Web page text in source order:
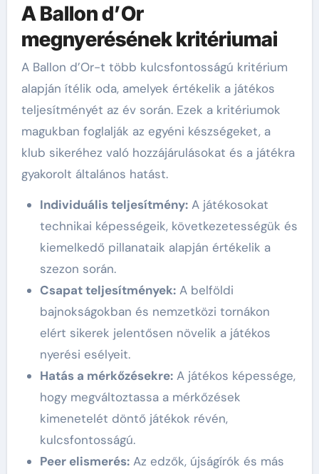
A Ballon d’Or
megnyerésének kritériumai
A Ballon d’Or-t több kulcsfontosságú kritérium
alapján ítélik oda, amelyek értékelik a játékos
teljesítményét az év során. Ezek a kritériumok
magukban foglalják az egyéni készségeket, a
klub sikeréhez való hozzájárulásokat és a játékra
gyakorolt általános hatást.
Individuális teljesítmény:A játékosokat
technikai képességeik, következetességük és
kiemelkedő pillanataik alapján értékelik a
szezon során.
Csapat teljesítmények:A belföldi
bajnokságokban és nemzetközi tornákon
elért sikerek jelentősen növelik a játékos
nyerési esélyeit.
Hatás a mérkőzésekre:A játékos képessége,
hogy megváltoztassa a mérkőzések
kimenetelét döntő játékok révén,
kulcsfontosságú.
Peer elismerés:Az edzők, újságírók és más